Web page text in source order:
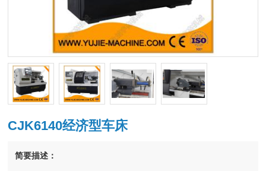
CJK6140经济型车床
简要描述：